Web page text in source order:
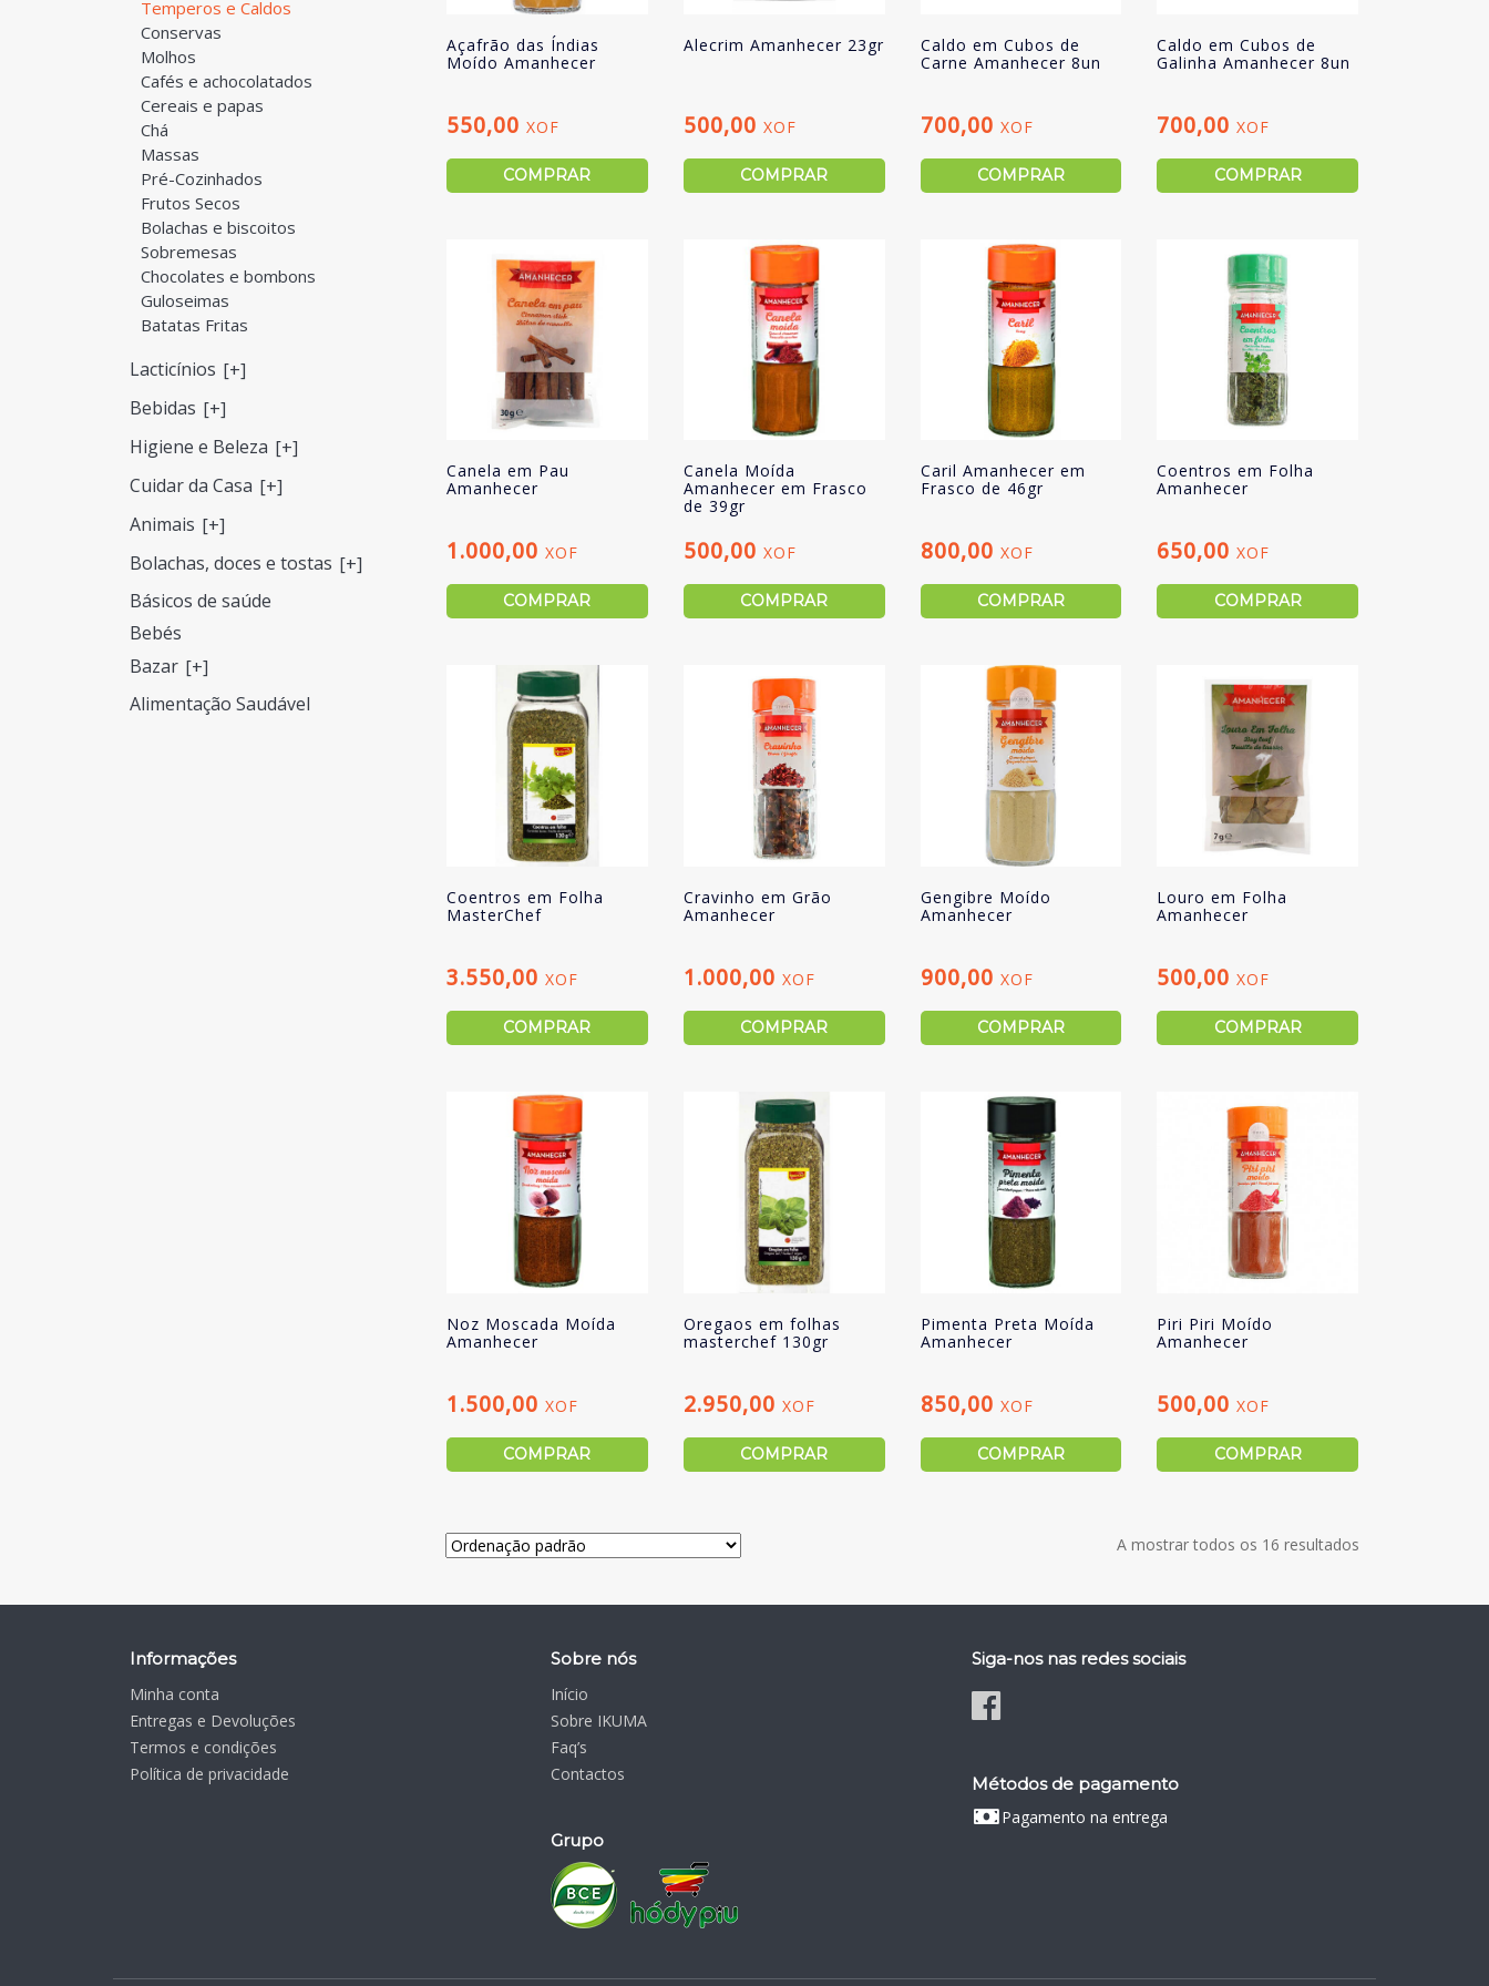
Açafrão das Índias
Moído Amanhecer
550,00 XOF
COMPRAR
Alecrim Amanhecer 23gr
500,00 XOF
COMPRAR
Caldo em Cubos de
Carne Amanhecer 8un
700,00 XOF
COMPRAR
Caldo em Cubos de
Galinha Amanhecer 8un
700,00XOF
COMPRAR
Canela em Pau
Amanhecer
1.000,00 XOF
COMPRAR
Canela Moída
Amanhecer em Frasco
de 39gr
500,00 XOF
COMPRAR
Caril Amanhecer em
Frasco de 46gr
800,00 XOF
COMPRAR
Coentros em Folha
Amanhecer
650,00XOF
COMPRAR
Coentros em Folha
MasterChef
3.550,00 XOF
COMPRAR
Cravinho em Grão
Amanhecer
1.000,00 XOF
COMPRAR
Gengibre Moído
Amanhecer
900,00 XOF
COMPRAR
Louro em Folha
Amanhecer
500,00XOF
COMPRAR
Noz Moscada Moída
Amanhecer
1.500,00 XOF
COMPRAR
Oregaos em folhas
masterchef 130gr
2.950,00 XOF
COMPRAR
Pimenta Preta Moída
Amanhecer
850,00 XOF
COMPRAR
Piri Piri Moído
Amanhecer
500,00XOF
COMPRAR
A mostrar todos os 16 resultados
Temperos e Caldos
Conservas
Molhos
Cafés e achocolatados
Cereais e papas
Chá
Massas
Pré-Cozinhados
Frutos Secos
Bolachas e biscoitos
Sobremesas
Chocolates e bombons
Guloseimas
Batatas Fritas
Lacticínios [+]
Bebidas [+]
Higiene e Beleza [+]
Cuidar da Casa [+]
Animais [+]
Bolachas, doces e tostas [+]
Básicos de saúde
Bebés
Bazar [+]
Alimentação Saudável
Informações
Minha conta
Entregas e Devoluções
Termos e condições
Política de privacidade
Sobre nós
Início
Sobre IKUMA
Faq’s
Contactos
Grupo
Siga-nos nas redes sociais
Métodos de pagamento
Pagamento na entrega